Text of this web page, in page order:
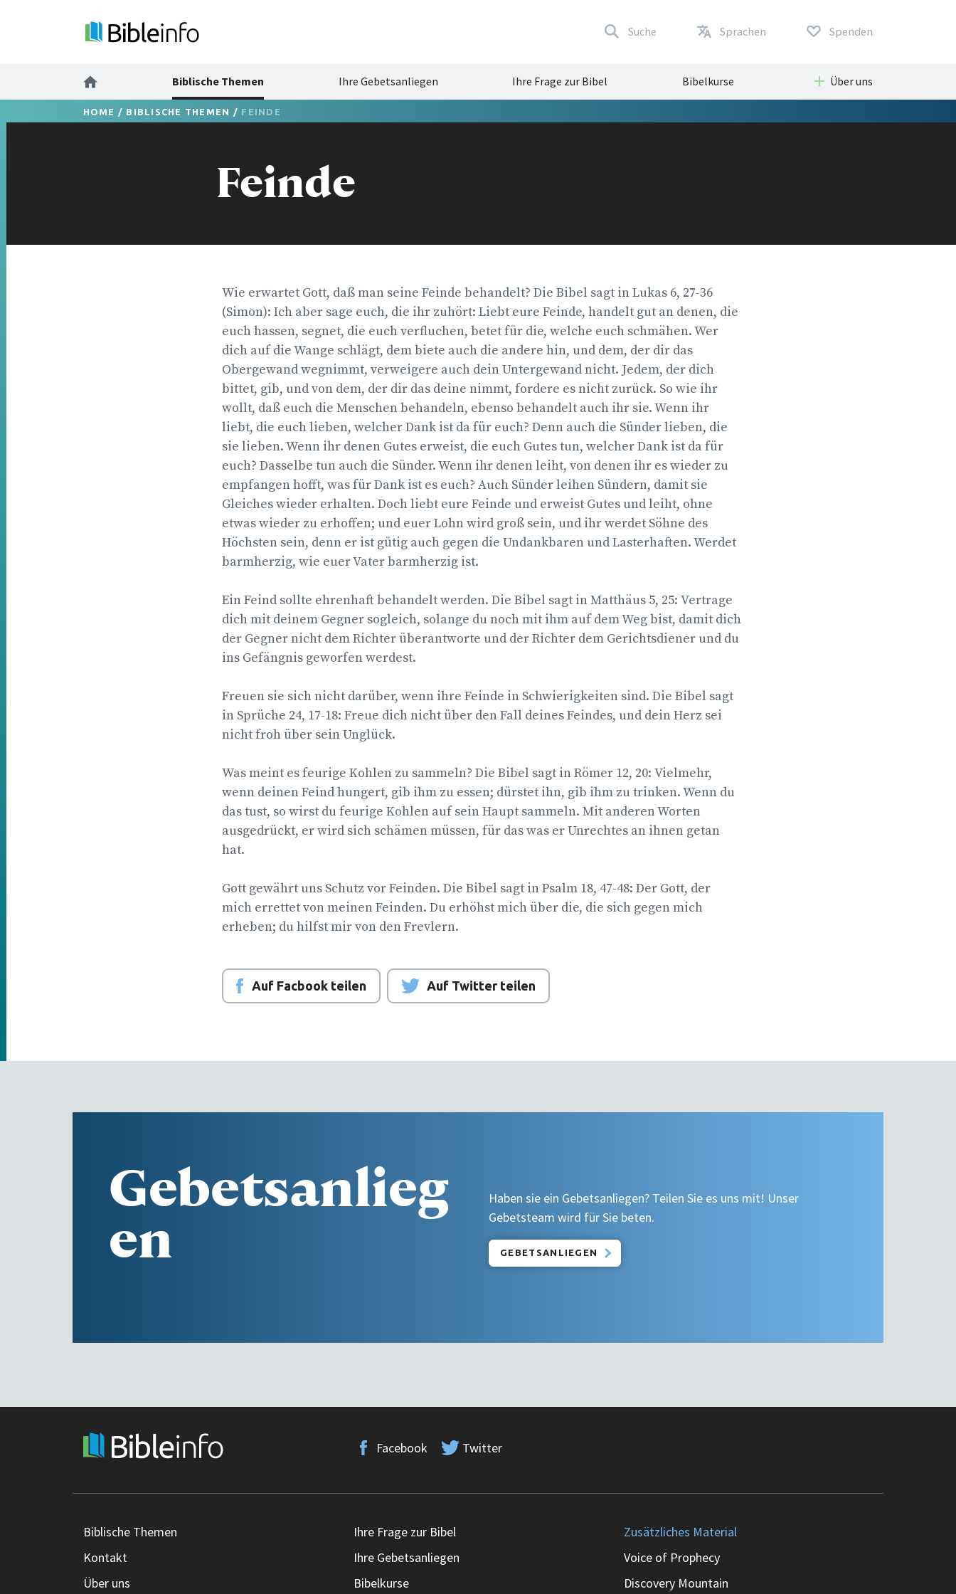
Suche Sprachen Spenden
Biblische Themen Ihre Gebetsanliegen Ihre Frage zur Bibel Bibelkurse Über uns
HOME / BIBLISCHE THEMEN / FEINDE
Feinde
Wie erwartet Gott, daß man seine Feinde behandelt? Die Bibel sagt in Lukas 6, 27-36
(Simon): Ich aber sage euch, die ihr zuhört: Liebt eure Feinde, handelt gut an denen, die
euch hassen, segnet, die euch verfluchen, betet für die, welche euch schmähen. Wer
dich auf die Wange schlägt, dem biete auch die andere hin, und dem, der dir das
Obergewand wegnimmt, verweigere auch dein Untergewand nicht. Jedem, der dich
bittet, gib, und von dem, der dir das deine nimmt, fordere es nicht zurück. So wie ihr
wollt, daß euch die Menschen behandeln, ebenso behandelt auch ihr sie. Wenn ihr
liebt, die euch lieben, welcher Dank ist da für euch? Denn auch die Sünder lieben, die
sie lieben. Wenn ihr denen Gutes erweist, die euch Gutes tun, welcher Dank ist da für
euch? Dasselbe tun auch die Sünder. Wenn ihr denen leiht, von denen ihr es wieder zu
empfangen hofft, was für Dank ist es euch? Auch Sünder leihen Sündern, damit sie
Gleiches wieder erhalten. Doch liebt eure Feinde und erweist Gutes und leiht, ohne
etwas wieder zu erhoffen; und euer Lohn wird groß sein, und ihr werdet Söhne des
Höchsten sein, denn er ist gütig auch gegen die Undankbaren und Lasterhaften. Werdet
barmherzig, wie euer Vater barmherzig ist.
Ein Feind sollte ehrenhaft behandelt werden. Die Bibel sagt in Matthäus 5, 25: Vertrage
dich mit deinem Gegner sogleich, solange du noch mit ihm auf dem Weg bist, damit dich
der Gegner nicht dem Richter überantworte und der Richter dem Gerichtsdiener und du
ins Gefängnis geworfen werdest.
Freuen sie sich nicht darüber, wenn ihre Feinde in Schwierigkeiten sind. Die Bibel sagt
in Sprüche 24, 17-18: Freue dich nicht über den Fall deines Feindes, und dein Herz sei
nicht froh über sein Unglück.
Was meint es feurige Kohlen zu sammeln? Die Bibel sagt in Römer 12, 20: Vielmehr,
wenn deinen Feind hungert, gib ihm zu essen; dürstet ihn, gib ihm zu trinken. Wenn du
das tust, so wirst du feurige Kohlen auf sein Haupt sammeln. Mit anderen Worten
ausgedrückt, er wird sich schämen müssen, für das was er Unrechtes an ihnen getan
hat.
Gott gewährt uns Schutz vor Feinden. Die Bibel sagt in Psalm 18, 47-48: Der Gott, der
mich errettet von meinen Feinden. Du erhöhst mich über die, die sich gegen mich
erheben; du hilfst mir von den Frevlern.
Auf Facbook teilen Auf Twitter teilen
Gebetsanlieg
en
Haben sie ein Gebetsanliegen? Teilen Sie es uns mit! Unser
Gebetsteam wird für Sie beten.
GEBETSANLIEGEN
Facebook Twitter
Biblische Themen
Kontakt
Über uns
Ihre Frage zur Bibel
Ihre Gebetsanliegen
Bibelkurse
Zusätzliches Material
Voice of Prophecy
Discovery Mountain